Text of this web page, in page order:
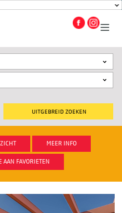
UITGEBREID ZOEKEN
MEER INFO
AAN FAVORIETEN